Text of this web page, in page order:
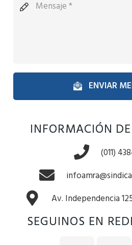
ENVIAR
INFORMACIÓN
(011)
Av. Independencia
SEGUINOS EN